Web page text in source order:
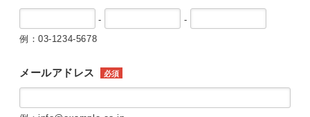
-
-
例：03-1234-5678
メールアドレス 必須